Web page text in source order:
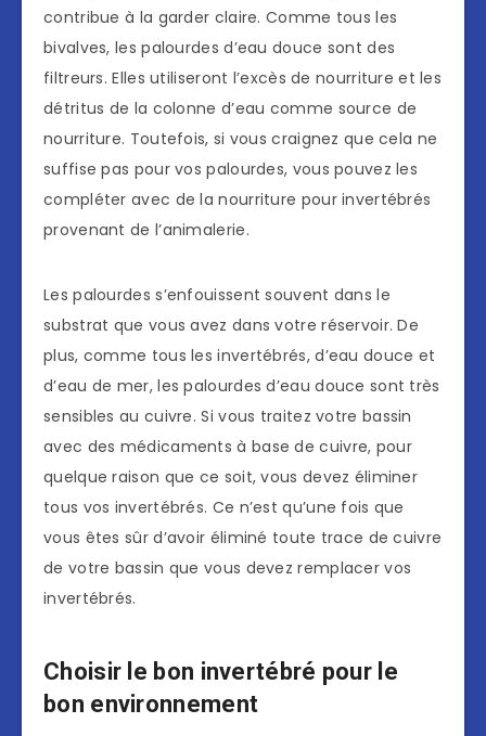
contribue à la garder claire. Comme tous les
bivalves, les palourdes d’eau douce sont des
filtreurs. Elles utiliseront l’excès de nourriture et les
détritus de la colonne d’eau comme source de
nourriture. Toutefois, si vous craignez que cela ne
suffise pas pour vos palourdes, vous pouvez les
compléter avec de la nourriture pour invertébrés
provenant de l’animalerie.
Les palourdes s’enfouissent souvent dans le
substrat que vous avez dans votre réservoir. De
plus, comme tous les invertébrés, d’eau douce et
d’eau de mer, les palourdes d’eau douce sont très
sensibles au cuivre. Si vous traitez votre bassin
avec des médicaments à base de cuivre, pour
quelque raison que ce soit, vous devez éliminer
tous vos invertébrés. Ce n’est qu’une fois que
vous êtes sûr d’avoir éliminé toute trace de cuivre
de votre bassin que vous devez remplacer vos
invertébrés.
Choisir le bon invertébré pour le
bon environnement